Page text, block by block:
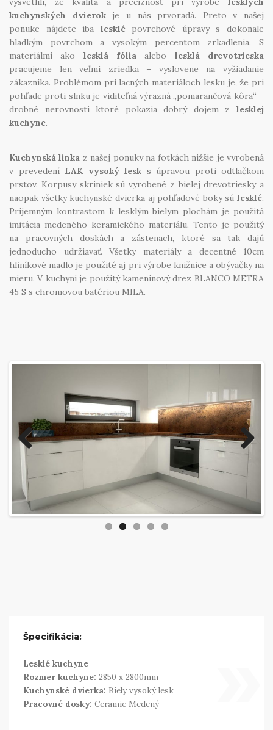
Kontakt
Kuchynské štúdio Bratislava
kuchynských dvierokje u nás prvoradá. Preto v našej
ponuke nájdete iba lesklépovrchové úpravy s dokonale
hladkým povrchom a vysokým percentom zrkadlenia. S
materiálmi ako lesklá fólia alebo lesklá drevotrieska
pracujeme len veľmi zriedka – vyslovene na vyžiadanie
zákazníka. Problémom pri lacných materiáloch lesku je, že pri
pohľade proti slnku je viditeľná výrazná „pomarančová kôra“ –
drobné nerovnosti ktoré pokazia dobrý dojem z lesklej
kuchyne.
Kuchynská linka z našej ponuky na fotkách nižšie je vyrobená
v prevedení LAK vysoký lesk s úpravou proti odtlačkom
prstov. Korpusy skriniek sú vyrobené z bielej drevotriesky a
naopak všetky kuchynské dvierka aj pohľadové boky sú lesklé.
Príjemným kontrastom k lesklým bielym plochám je použitá
imitácia medeného keramického materiálu. Tento je použitý
na pracovných doskách a zástenach, ktoré sa tak dajú
jednoducho udržiavať. Všetky materiály a decentné 10cm
hliníkové madlo je použité aj pri výrobe knižnice a obývačky na
mieru. V kuchyni je použitý kameninový drez BLANCO METRA
45 S s chromovou batériou MILA.
Previous Next
Špecifikácia:
Lesklé kuchyne
Rozmer kuchyne: 2850 x 2800mm
Kuchynské dvierka: Biely vysoký lesk
Pracovné dosky: Ceramic Medený